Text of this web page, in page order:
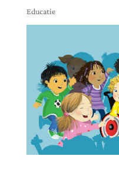
Educatie